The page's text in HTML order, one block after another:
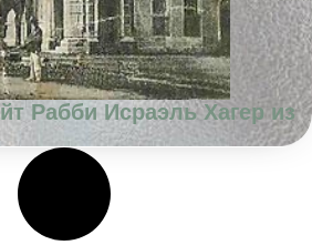
Рабби Исраэль Хагер из